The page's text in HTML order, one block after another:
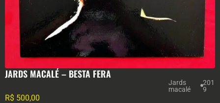
JARDS MACALÉ – BESTA FERA
Jards
macalé
201
9
R$ 500,00